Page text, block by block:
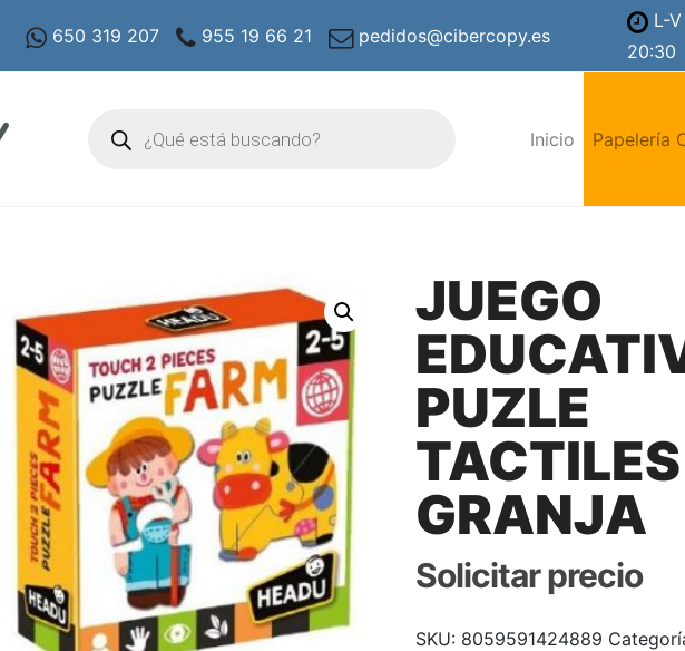
650 319 207 955 19 66 21 pedidos@cibercopy.es
L-
20:30
productos
Inicio Papelería
JUEGO
PUZLE
TACTILES
GRANJA
Solicitar precio
SKU: 8059591424889